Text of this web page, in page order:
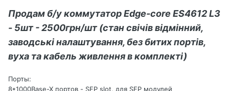
Продам б/у коммутатор Edge-core ES4612 L3
- 5шт - 2500грн/шт (стан свічів відмінний,
заводські налаштування, без битих портів,
вуха та кабель живлення в комплекті)
Порты:
8*1000Base-X портов - SFP slot, для SFP модулей